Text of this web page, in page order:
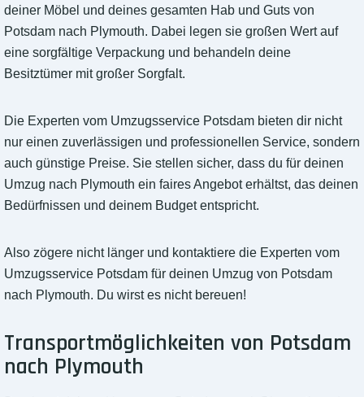
deiner Möbel und deines gesamten Hab und Guts von
Potsdam nach Plymouth. Dabei legen sie großen Wert auf
eine sorgfältige Verpackung und behandeln deine
Besitztümer mit großer Sorgfalt.
Die Experten vom Umzugsservice Potsdam bieten dir nicht
nur einen zuverlässigen und professionellen Service, sondern
auch günstige Preise. Sie stellen sicher, dass du für deinen
Umzug nach Plymouth ein faires Angebot erhältst, das deinen
Bedürfnissen und deinem Budget entspricht.
Also zögere nicht länger und kontaktiere die Experten vom
Umzugsservice Potsdam für deinen Umzug von Potsdam
nach Plymouth. Du wirst es nicht bereuen!
Transportmöglichkeiten von Potsdam
nach Plymouth